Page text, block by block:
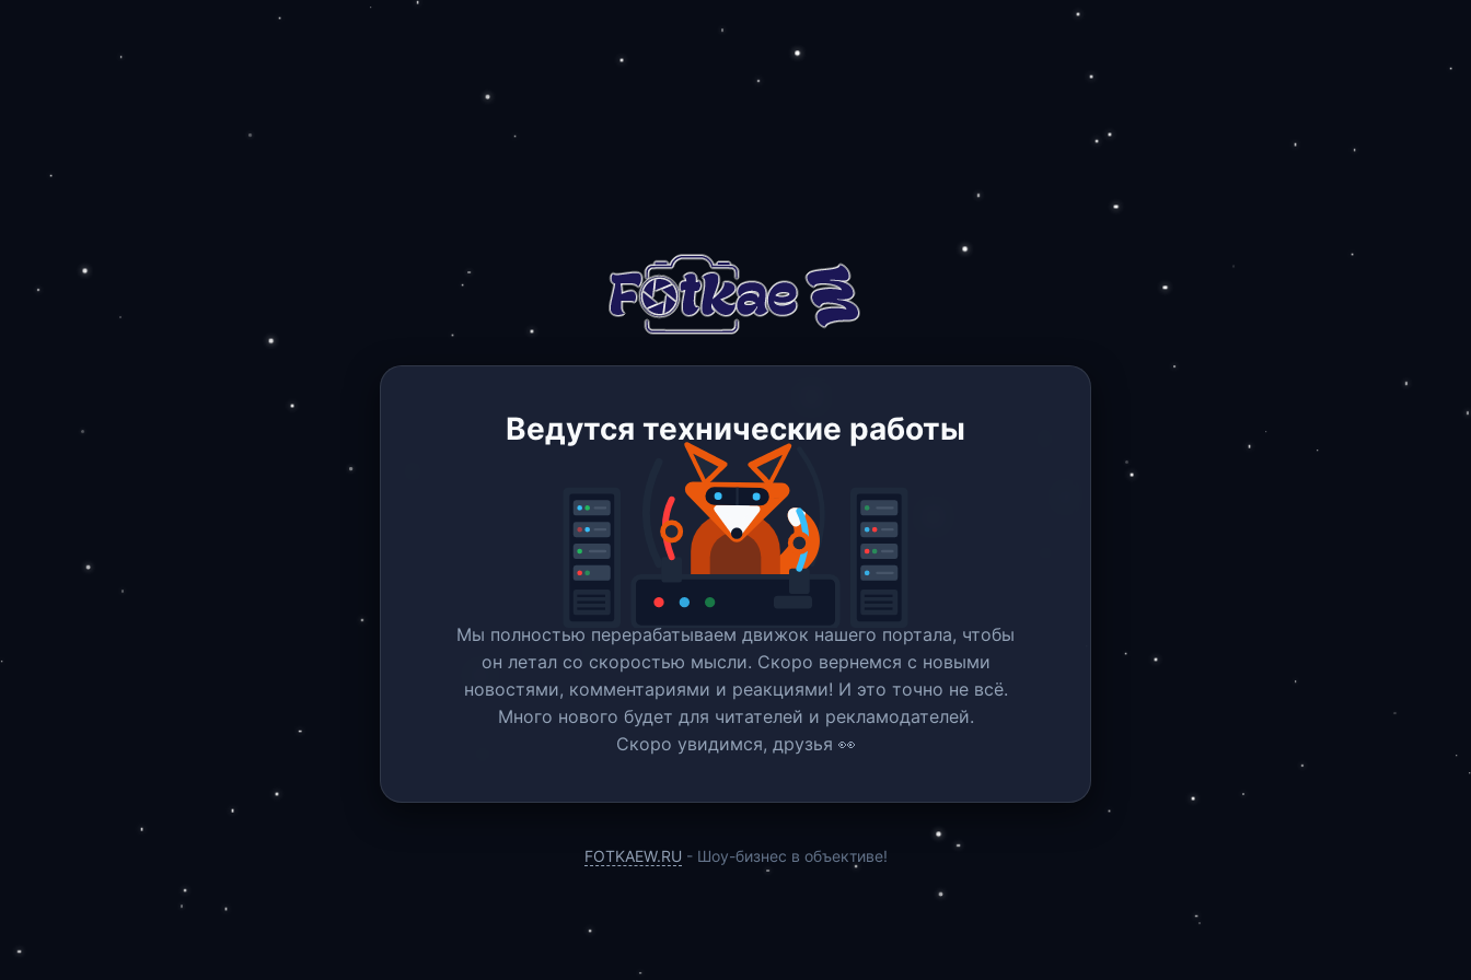
Ведутся технические работы
Мы полностью перерабатываем движок нашего портала, чтобы
он летал со скоростью мысли. Скоро вернемся c новыми
новостями, комментариями и реакциями! И это точно не всё.
Много нового будет для читателей и рекламодателей.
Скоро увидимся, друзья 👀
FOTKAEW.RU - Шоу-бизнес в объективе!